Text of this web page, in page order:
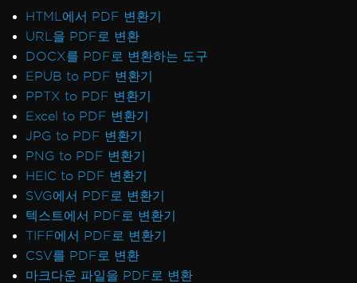
HTML에서 PDF 변환기
URL을 PDF로 변환
DOCX를 PDF로 변환하는 도구
EPUB to PDF 변환기
PPTX to PDF 변환기
Excel to PDF 변환기
JPG to PDF 변환기
PNG to PDF 변환기
HEIC to PDF 변환기
SVG에서 PDF로 변환기
텍스트에서 PDF로 변환기
TIFF에서 PDF로 변환기
CSV를 PDF로 변환
마크다운 파일을 PDF로 변환